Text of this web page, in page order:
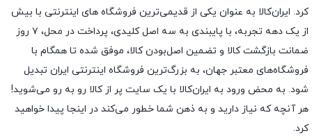
کرد. ایران‌کالا به عنوان یکی از قدیمی‌ترین فروشگاه های اینترنتی با بیش
از یک دهه تجربه، با پایبندی به سه اصل کلیدی، پرداخت در محل، ۷ روز
ضمانت بازگشت کالا و تضمین اصل‌بودن کالا، موفق شده تا همگام با
فروشگاه‌های معتبر جهان، به بزرگ‌ترین فروشگاه اینترنتی ایران تبدیل
شود. به محض ورود به ایران‌کالا با یک سایت پر از کالا رو به رو می‌شوید!
هر آنچه که نیاز دارید و به ذهن شما خطور می‌کند در اینجا پیدا خواهید
کرد.